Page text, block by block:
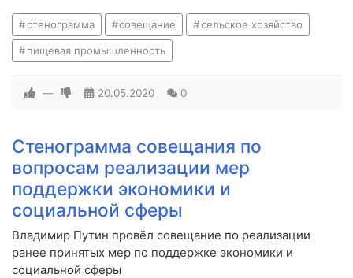
стенограмма совещание сельское хозяйство
пищевая промышленность
— 20.05.2020 0
Стенограмма совещания по
вопросам реализации мер
поддержки экономики и
социальной сферы
Владимир Путин провёл совещание по реализации
ранее принятых мер по поддержке экономики и
социальной сферы